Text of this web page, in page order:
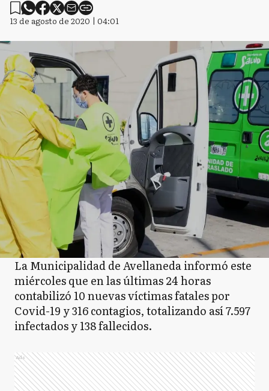
13 de agosto de 2020 | 04:01
La Municipalidad de Avellaneda informó este
miércoles que en las últimas 24 horas
contabilizó 10 nuevas víctimas fatales por
Covid-19 y 316 contagios, totalizando así 7.597
infectados y 138 fallecidos.
Ads